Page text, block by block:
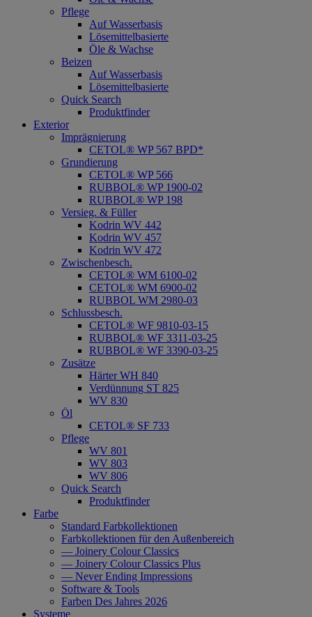
Pflege
Auf Wasserbasis
Lösemittelbasierte
Öle & Wachse
Beizen
Auf Wasserbasis
Lösemittelbasierte
Quick Search
Produktfinder
Exterior
Imprägnierung
CETOL® WP 567 BPD*
Grundierung
CETOL® WP 566
RUBBOL® WP 1900-02
RUBBOL® WP 198
Versieg. & Füller
Kodrin WV 442
Kodrin WV 457
Kodrin WV 472
Zwischenbesch.
CETOL® WM 6100-02
CETOL® WM 6900-02
RUBBOL WM 2980-03
Schlussbesch.
CETOL® WF 9810-03-15
RUBBOL® WF 3311-03-25
RUBBOL® WF 3390-03-25
Zusätze
Härter WH 840
Verdünnung ST 825
WV 830
Öl
CETOL® SF 733
Pflege
WV 801
WV 803
WV 806
Quick Search
Produktfinder
Farbe
Standard Farbkollektionen
Farbkollektionen für den Außenbereich
— Joinery Colour Classics
— Joinery Colour Classics Plus
— Never Ending Impressions
Software & Tools
Farben Des Jahres 2026
Systeme